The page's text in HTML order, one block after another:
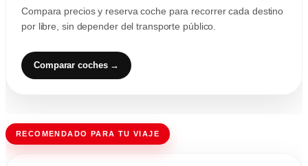
Compara precios y reserva coche para recorrer cada destino
por libre, sin depender del transporte público.
Comparar coches →
RECOMENDADO PARA TU VIAJE